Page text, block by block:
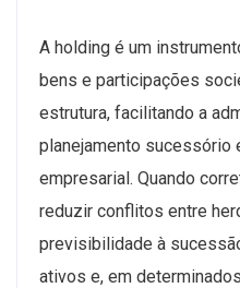
A holding é um
bens e participações
estrutura, facilitando a
planejamento sucessório
empresarial. Quando
reduzir conflitos entre
previsibilidade à
ativos e, em